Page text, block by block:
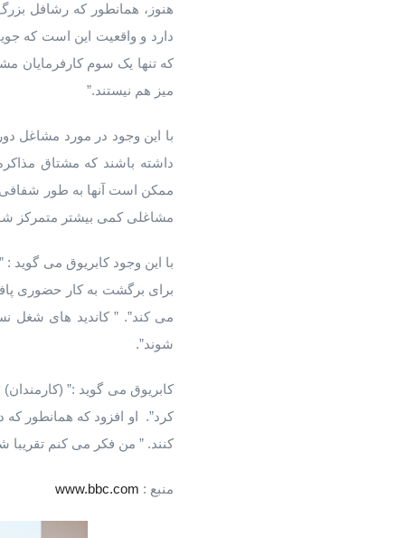
هنوز، همانطور که رشافل
دارد و واقعیت این است که
که تنها یک سوم کارفرمایان
میز هم نیستند.”
با این وجود در مورد مشاغل
داشته باشند که مشتاق
ممکن است آنها به طور شفافی
مشاغلی کمی بیشتر متمرکز
با این وجود کابریوق می
برای برگشت به کار حضوری
می کند”. ” کاندید های شغل
شوند”.
کابریوق می گوید :”
کرد”. او افزود که همانطور که
کنند. ” من فکر می کنم تقریبا
منبع : www.bbc.com